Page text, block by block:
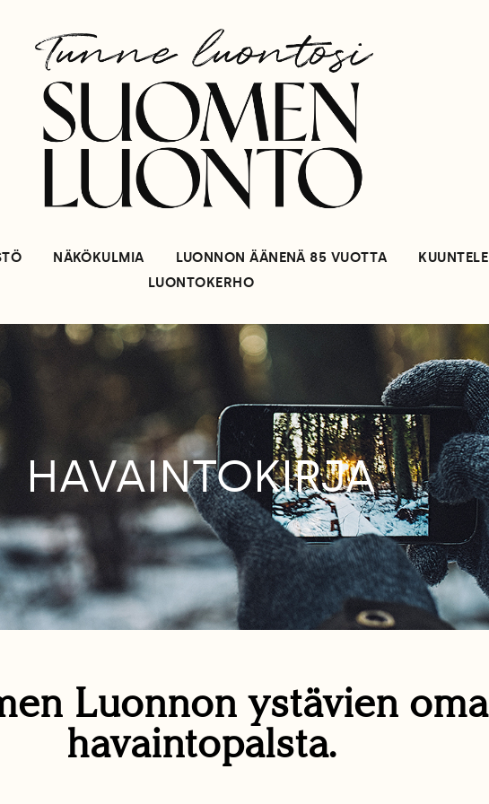
NÄKÖKULMIA LUONNON ÄÄNENÄ 85 VUOTTA KUUNTELE
LUONTOKERHO
HAVAINTOKIRJA
Luonnon ystävien oma
havaintopalsta.